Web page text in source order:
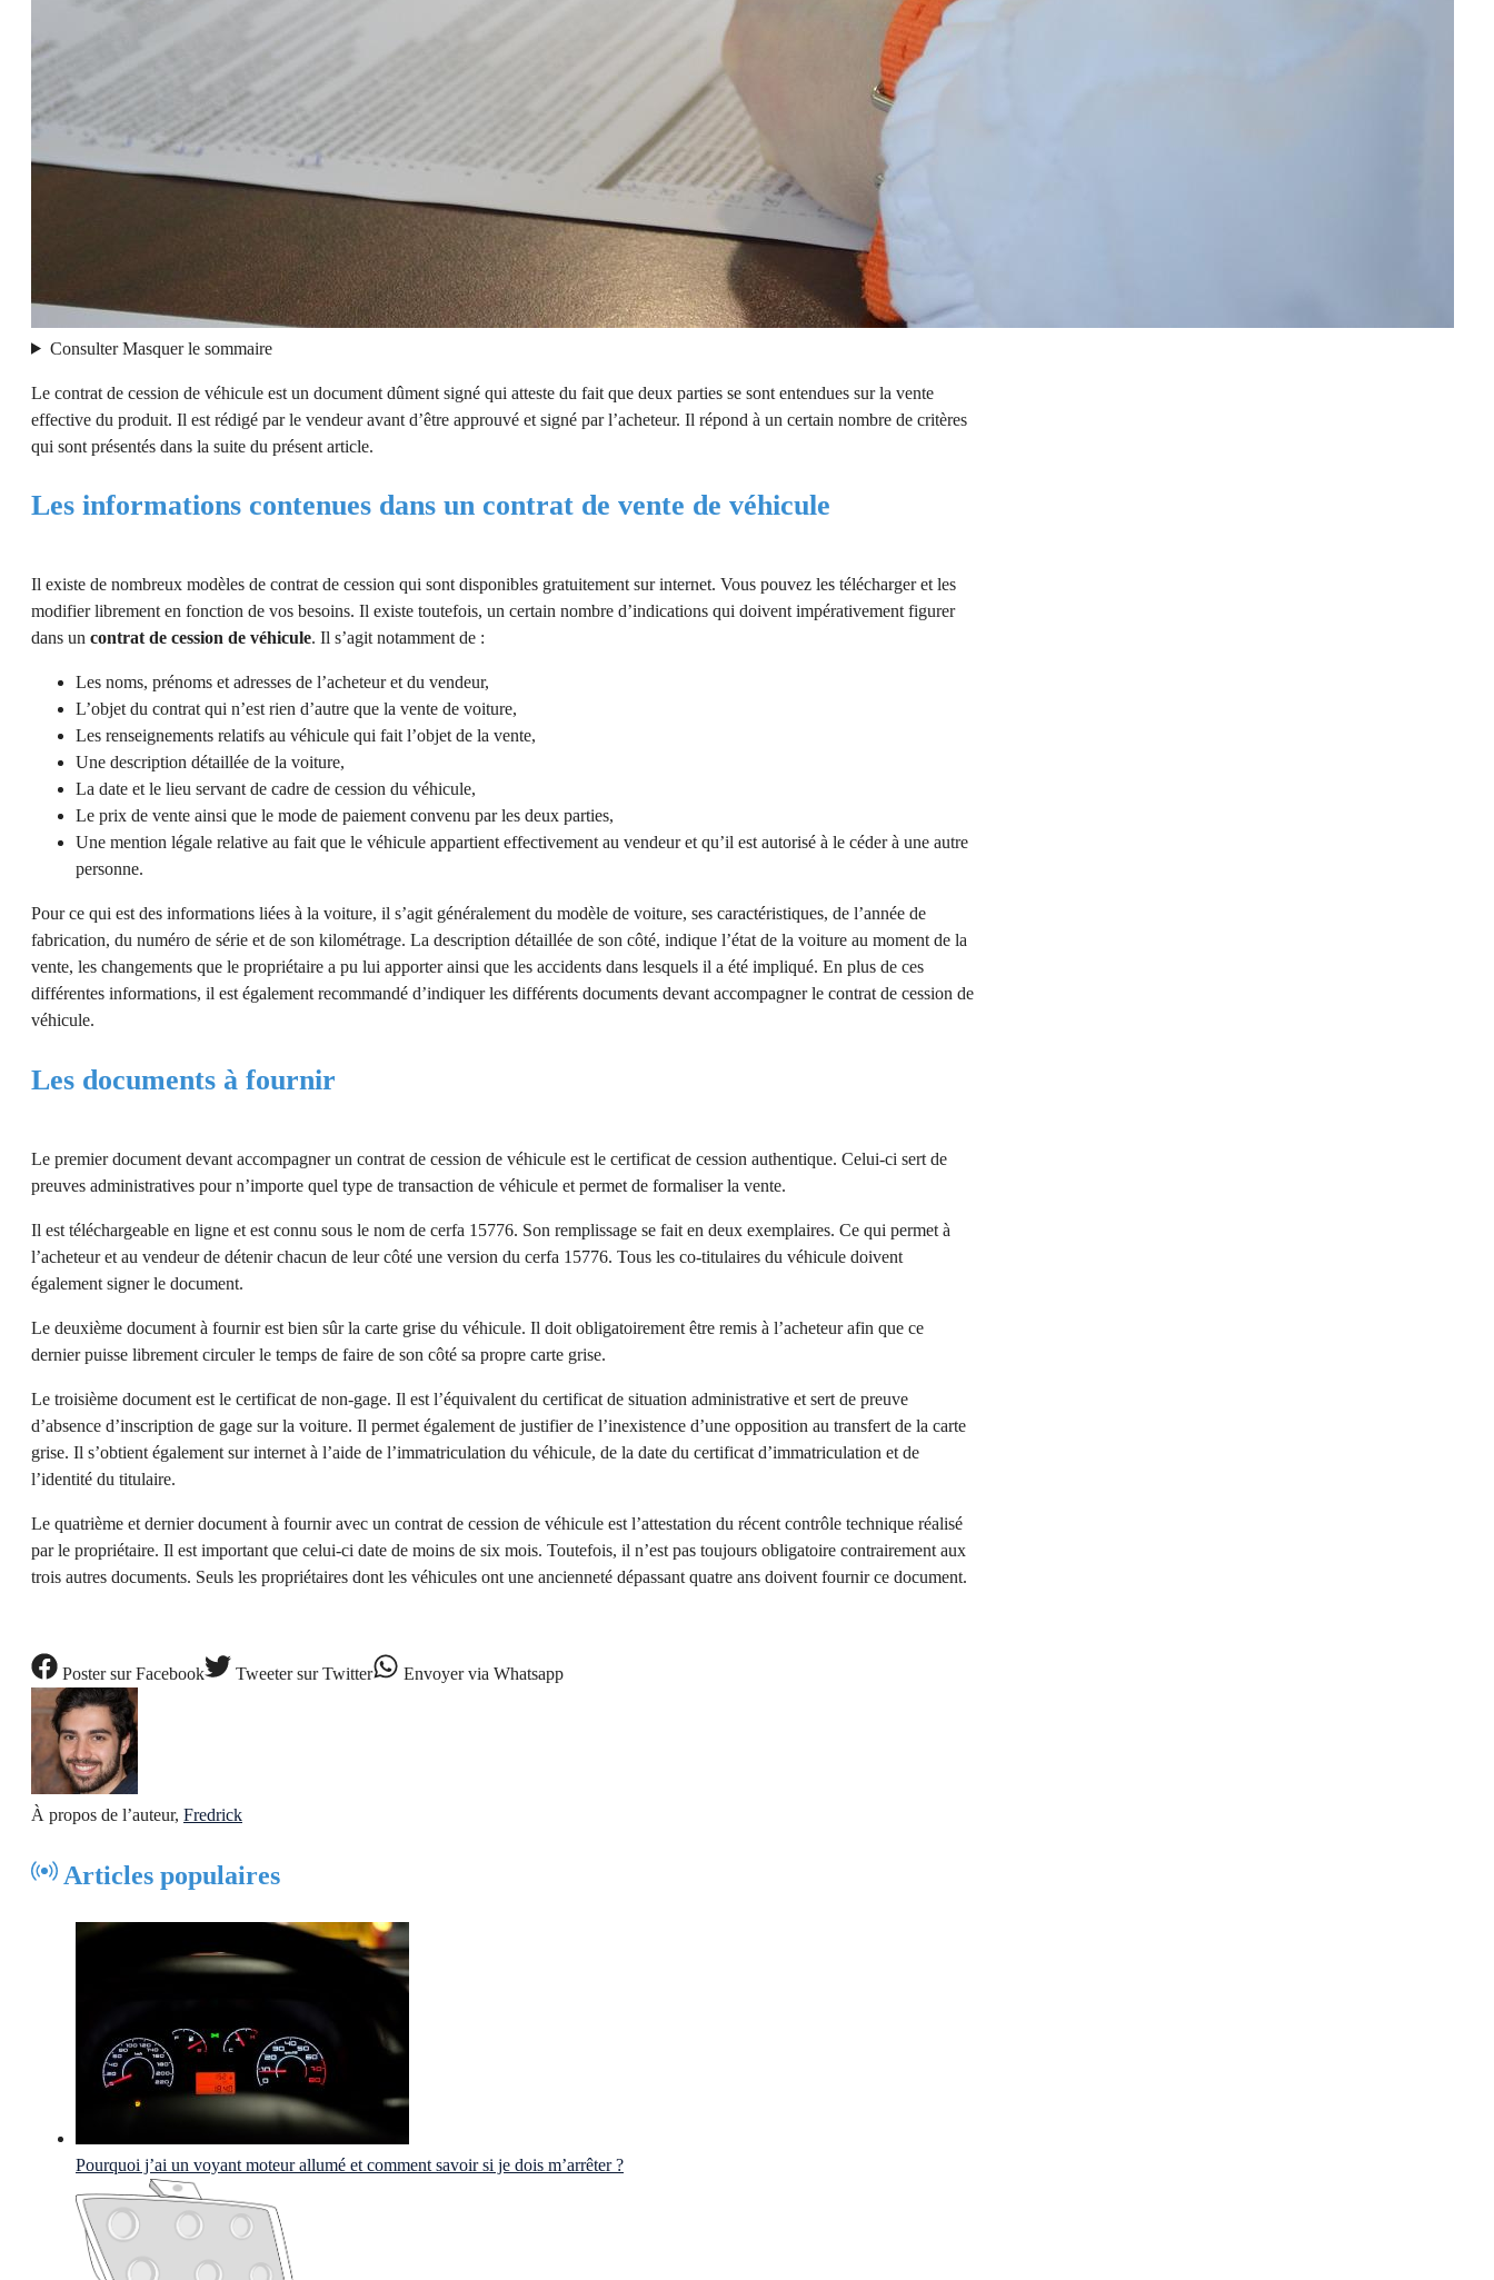
ConsulterMasquerle sommaire
Le contrat de cession de véhicule est un document dûment signé qui atteste du fait que deux parties se sont entendues sur la vente
effective du produit. Il est rédigé par le vendeur avant d’être approuvé et signé par l’acheteur. Il répond à un certain nombre de critères
qui sont présentés dans la suite du présent article.
Les informations contenues dans un contrat de vente de véhicule
Il existe de nombreux modèles de contrat de cession qui sont disponibles gratuitement sur internet. Vous pouvez les télécharger et les
modifier librement en fonction de vos besoins. Il existe toutefois, un certain nombre d’indications qui doivent impérativement figurer
dans un contrat de cession de véhicule. Il s’agit notamment de :
Les noms, prénoms et adresses de l’acheteur et du vendeur,
L’objet du contrat qui n’est rien d’autre que la vente de voiture,
Les renseignements relatifs au véhicule qui fait l’objet de la vente,
Une description détaillée de la voiture,
La date et le lieu servant de cadre de cession du véhicule,
Le prix de vente ainsi que le mode de paiement convenu par les deux parties,
Une mention légale relative au fait que le véhicule appartient effectivement au vendeur et qu’il est autorisé à le céder à une autre
personne.
Pour ce qui est des informations liées à la voiture, il s’agit généralement du modèle de voiture, ses caractéristiques, de l’année de
fabrication, du numéro de série et de son kilométrage. La description détaillée de son côté, indique l’état de la voiture au moment de la
vente, les changements que le propriétaire a pu lui apporter ainsi que les accidents dans lesquels il a été impliqué. En plus de ces
différentes informations, il est également recommandé d’indiquer les différents documents devant accompagner le contrat de cession de
véhicule.
Les documents à fournir
Le premier document devant accompagner un contrat de cession de véhicule est le certificat de cession authentique. Celui-ci sert de
preuves administratives pour n’importe quel type de transaction de véhicule et permet de formaliser la vente.
Il est téléchargeable en ligne et est connu sous le nom de cerfa 15776. Son remplissage se fait en deux exemplaires. Ce qui permet à
l’acheteur et au vendeur de détenir chacun de leur côté une version du cerfa 15776. Tous les co-titulaires du véhicule doivent
également signer le document.
Le deuxième document à fournir est bien sûr la carte grise du véhicule. Il doit obligatoirement être remis à l’acheteur afin que ce
dernier puisse librement circuler le temps de faire de son côté sa propre carte grise.
Le troisième document est le certificat de non-gage. Il est l’équivalent du certificat de situation administrative et sert de preuve
d’absence d’inscription de gage sur la voiture. Il permet également de justifier de l’inexistence d’une opposition au transfert de la carte
grise. Il s’obtient également sur internet à l’aide de l’immatriculation du véhicule, de la date du certificat d’immatriculation et de
l’identité du titulaire.
Le quatrième et dernier document à fournir avec un contrat de cession de véhicule est l’attestation du récent contrôle technique réalisé
par le propriétaire. Il est important que celui-ci date de moins de six mois. Toutefois, il n’est pas toujours obligatoire contrairement aux
trois autres documents. Seuls les propriétaires dont les véhicules ont une ancienneté dépassant quatre ans doivent fournir ce document.
Postersur Facebook Tweetersur Twitter Envoyervia Whatsapp
À propos de l’auteur, Fredrick
Articles populaires
Pourquoi j’ai un voyant moteur allumé et comment savoir si je dois m’arrêter ?